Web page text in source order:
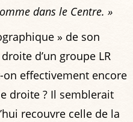
dans le Centre. »
» de son
d’un groupe LR
effectivement encore
droite ? Il semblerait
recouvre celle de la